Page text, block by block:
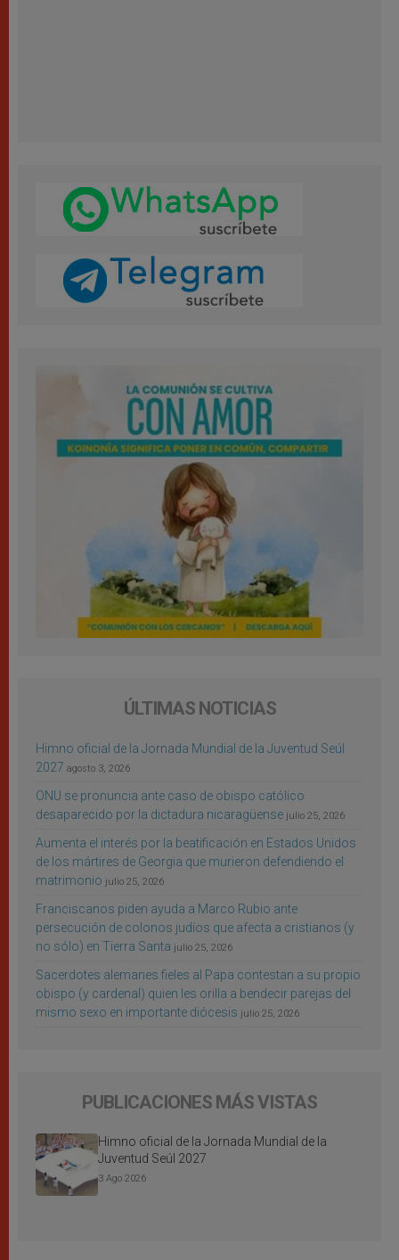
ÚLTIMAS NOTICIAS
Himno oficial de la Jornada Mundial de la Juventud Seúl
2027 agosto 3, 2026
ONU se pronuncia ante caso de obispo católico
desaparecido por la dictadura nicaragüense julio 25, 2026
Aumenta el interés por la beatificación en Estados Unidos
de los mártires de Georgia que murieron defendiendo el
matrimonio julio 25, 2026
Franciscanos piden ayuda a Marco Rubio ante
persecución de colonos judíos que afecta a cristianos (y
no sólo) en Tierra Santa julio 25, 2026
Sacerdotes alemanes fieles al Papa contestan a su propio
obispo (y cardenal) quien les orilla a bendecir parejas del
mismo sexo en importante diócesis julio 25, 2026
PUBLICACIONES MÁS VISTAS
Himno oficial de la Jornada Mundial de la
Juventud Seúl 2027
3 Ago 2026